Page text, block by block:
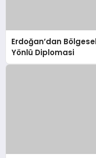
Erdoğan’dan
Yönlü Diplomasi